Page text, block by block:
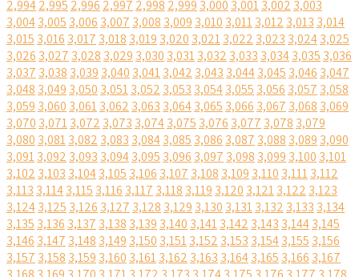
2,9942,995 2,996 2,997 2,998 2,999 3,000 3,0013,002 3,003
3,0043,005 3,006 3,007 3,008 3,009 3,010 3,0113,012 3,013 3,014
3,015 3,016 3,017 3,018 3,019 3,020 3,0213,022 3,023 3,0243,025
3,026 3,027 3,028 3,029 3,030 3,0313,032 3,033 3,0343,035 3,036
3,037 3,038 3,039 3,040 3,0413,042 3,043 3,0443,045 3,046 3,047
3,048 3,049 3,050 3,0513,052 3,053 3,0543,055 3,056 3,057 3,058
3,059 3,060 3,0613,062 3,063 3,0643,065 3,066 3,067 3,068 3,069
3,070 3,0713,072 3,073 3,0743,075 3,076 3,077 3,078 3,079
3,080 3,0813,082 3,083 3,0843,085 3,086 3,087 3,088 3,089 3,090
3,0913,092 3,093 3,0943,095 3,096 3,097 3,098 3,099 3,100 3,101
3,102 3,103 3,1043,105 3,106 3,107 3,108 3,109 3,110 3,1113,112
3,113 3,1143,115 3,116 3,117 3,118 3,119 3,120 3,1213,122 3,123
3,1243,125 3,126 3,127 3,128 3,129 3,130 3,1313,132 3,133 3,134
3,135 3,136 3,137 3,138 3,139 3,140 3,1413,142 3,143 3,1443,145
3,146 3,147 3,148 3,149 3,150 3,1513,152 3,153 3,1543,155 3,156
3,157 3,158 3,159 3,160 3,1613,162 3,163 3,1643,165 3,166 3,167